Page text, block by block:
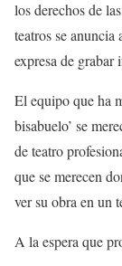
los derechos de
teatros se
expresa de grabar
El equipo que ha
bisabuelo’ se
de teatro
que se merecen
ver su obra en un
A la espera que